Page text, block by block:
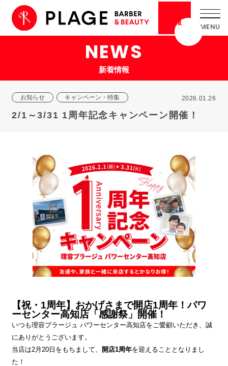
情報
NEWS
新着情報
お知らせ キャンペーン・特集
2/1～3/31 1周年記念キャンペーン開催！
2026.01.26
【祝・1周年】おかげさまで開店1周年！パワ
ーセンター高知店「感謝祭」開催！
いつも理容プラージュ パワーセンター高知店をご愛顧いただき、誠
にありがとうございます。
当店は2月20日をもちまして、
開店1周年を迎えることとなりまし
た！